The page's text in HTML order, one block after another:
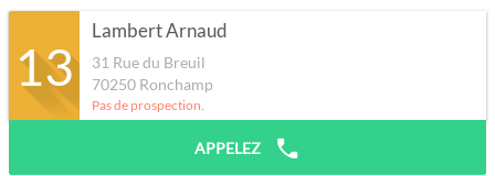
13
Lambert Arnaud
31 Rue du Breuil
70250 Ronchamp
Pas de prospection.
APPELEZ